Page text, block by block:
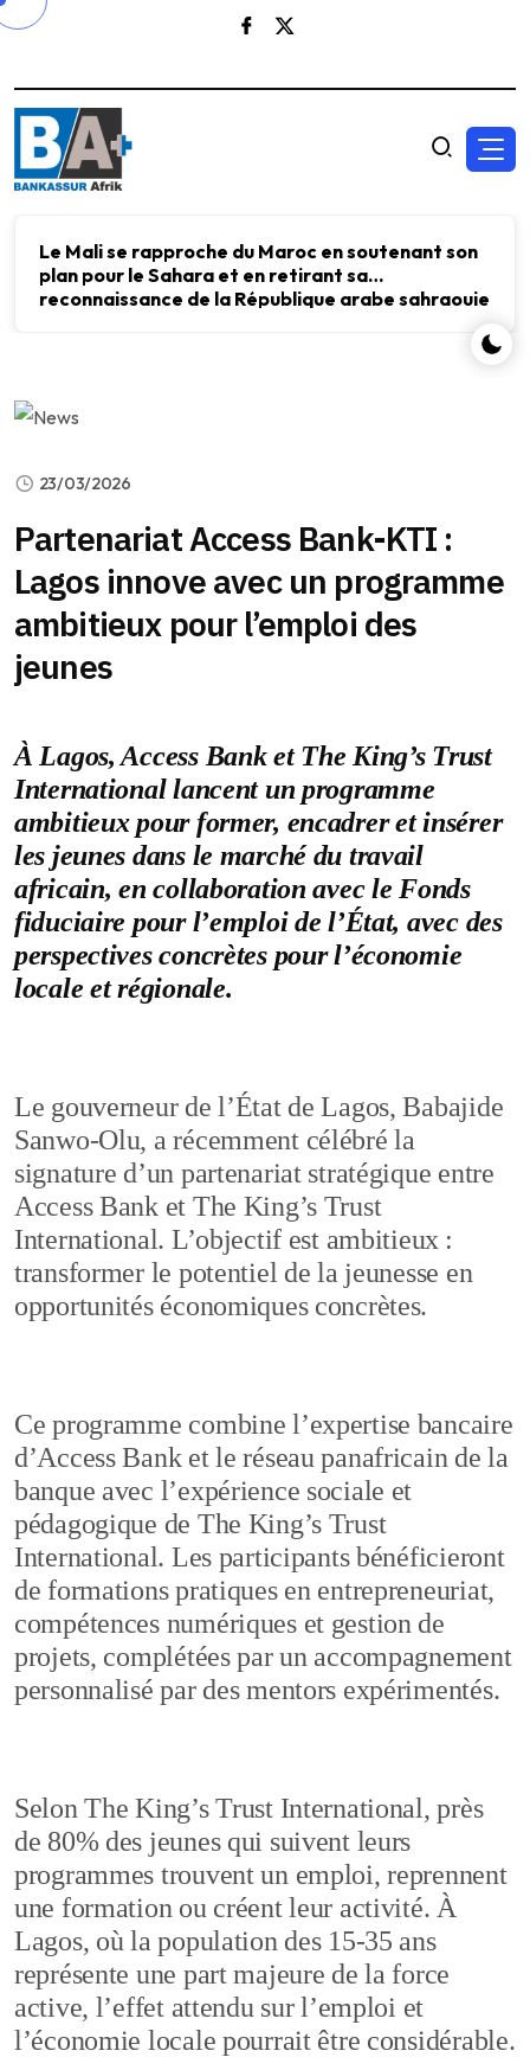
Le Mali se rapproche du Maroc en soutenant son
plan pour le Sahara et en retirant sa
reconnaissance de la République arabe sahraouie
23/03/2026
Partenariat Access Bank-KTI :
Lagos innove avec un programme
ambitieux pour l’emploi des
jeunes
À Lagos, Access Bank et The King’s Trust
International lancent un programme
ambitieux pour former, encadrer et insérer
les jeunes dans le marché du travail
africain, en collaboration avec le Fonds
fiduciaire pour l’emploi de l’État, avec des
perspectives concrètes pour l’économie
locale et régionale.
Le gouverneur de l’État de Lagos, Babajide
Sanwo-Olu, a récemment célébré la
signature d’un partenariat stratégique entre
Access Bank et The King’s Trust
International. L’objectif est ambitieux :
transformer le potentiel de la jeunesse en
opportunités économiques concrètes.
Ce programme combine l’expertise bancaire
d’Access Bank et le réseau panafricain de la
banque avec l’expérience sociale et
pédagogique de The King’s Trust
International. Les participants bénéficieront
de formations pratiques en entrepreneuriat,
compétences numériques et gestion de
projets, complétées par un accompagnement
personnalisé par des mentors expérimentés.
Selon The King’s Trust International, près
de 80% des jeunes qui suivent leurs
programmes trouvent un emploi, reprennent
une formation ou créent leur activité. À
Lagos, où la population des 15‑35 ans
représente une part majeure de la force
active, l’effet attendu sur l’emploi et
l’économie locale pourrait être considérable.